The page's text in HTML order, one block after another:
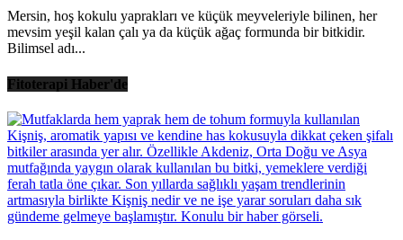
Mersin, hoş kokulu yaprakları ve küçük meyveleriyle bilinen, her
mevsim yeşil kalan çalı ya da küçük ağaç formunda bir bitkidir.
Bilimsel adı...
Fitoterapi Haber'de